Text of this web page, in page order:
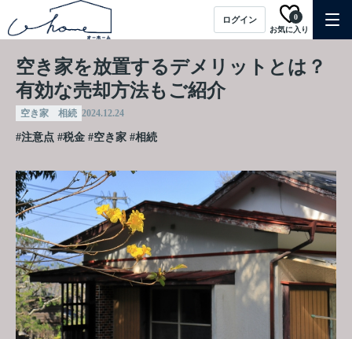
ログイン
お気に入り
0
空き家を放置するデメリットとは？
有効な売却方法もご紹介
空き家 相続 2024.12.24
#注意点 #税金 #空き家 #相続